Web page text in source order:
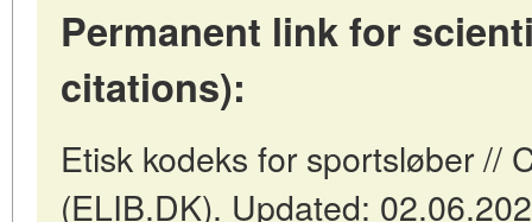
Permanent link for
citations):
Etisk kodeks for sportsløber //
(ELIB.DK). Updated: